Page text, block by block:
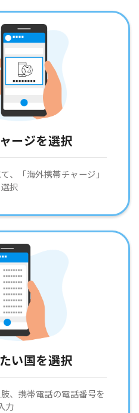
ージを選択
、「海外携帯チャージ」
択
い国を選択
、携帯電話の電話番号を
力